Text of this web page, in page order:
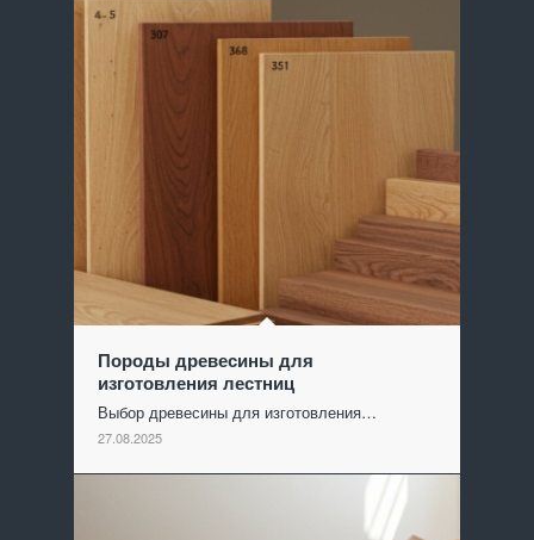
Породы древесины для
изготовления лестниц
Выбор древесины для изготовления…
27.08.2025